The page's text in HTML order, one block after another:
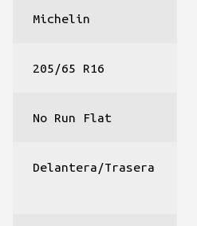
Michelin
205/65 R16
No Run Flat
Delantera/Trasera